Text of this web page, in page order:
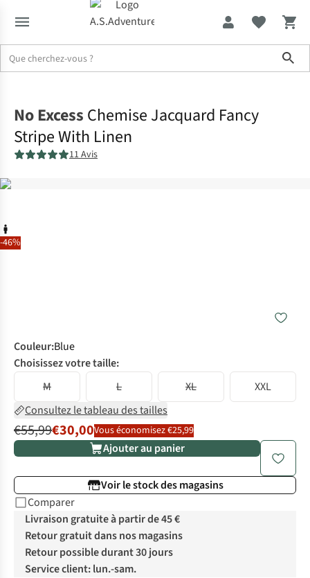
-46%
No Excess Chemise Jacquard Fancy
Stripe With Linen
11 Avis
Couleur:Blue
Choisissez votre taille:
M
L XL
XXL
Consultez le tableau des tailles
€55,99€30,00Vous économisez €25,99
Ajouter au panier
Voir le stock des magasins
Comparer
Livraison gratuite à partir de 45 €
Retour gratuit dans nos magasins
Retour possible durant 30 jours
Service client: lun.-sam.